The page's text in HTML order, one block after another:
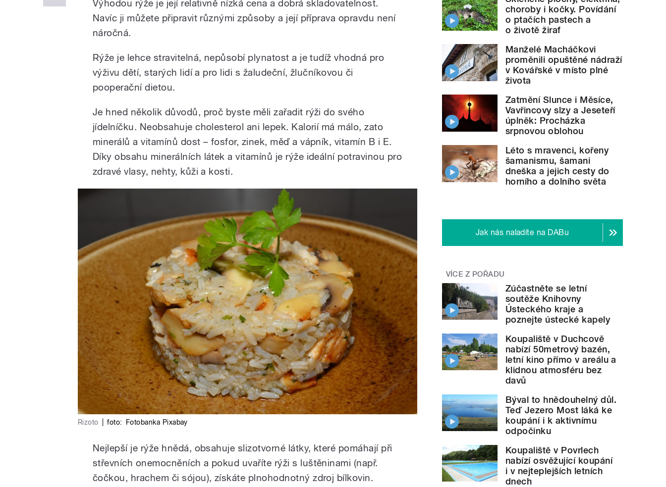
Výhodou rýže je její relativně nízká cena a dobrá skladovatelnost.
Navíc ji můžete připravit různými způsoby a její příprava opravdu není
náročná.
Rýže je lehce stravitelná, nepůsobí plynatost a je tudíž vhodná pro
výživu dětí, starých lidí a pro lidi s žaludeční, žlučníkovou či
pooperační dietou.
Je hned několik důvodů, proč byste měli zařadit rýži do svého
jídelníčku. Neobsahuje cholesterol ani lepek. Kalorií má málo, zato
minerálů a vitamínů dost – fosfor, zinek, měď a vápník, vitamín B i E.
Díky obsahu minerálních látek a vitamínů je rýže ideální potravinou pro
zdravé vlasy, nehty, kůži a kosti.
Rizoto foto: Fotobanka Pixabay
Nejlepší je rýže hnědá, obsahuje slizotvorné látky, které pomáhají při
střevních onemocněních a pokud uvaříte rýži s luštěninami (např.
čočkou, hrachem či sójou), získáte plnohodnotný zdroj bílkovin.
choroby i kočky. Povídání
o ptačích pastech a
o životě žiraf
Manželé Macháčkovi
proměnili opuštěné nádraží
v Kovářské v místo plné
života
Zatmění Slunce i Měsíce,
Vavřincovy slzy a Jeseteří
úplněk: Procházka
srpnovou oblohou
Léto s mravenci, kořeny
šamanismu, šamani
dneška a jejich cesty do
horního a dolního světa
Jak nás naladíte na DABu
VÍCE Z POŘADU
Zúčastněte se letní
soutěže Knihovny
Ústeckého kraje a
poznejte ústecké kapely
Koupaliště v Duchcově
nabízí 50metrový bazén,
letní kino přímo v areálu a
klidnou atmosféru bez
davů
Býval to hnědouhelný důl.
Teď Jezero Most láká ke
koupání i k aktivnímu
odpočinku
Koupaliště v Povrlech
nabízí osvěžující koupání
i v nejteplejších letních
dnech